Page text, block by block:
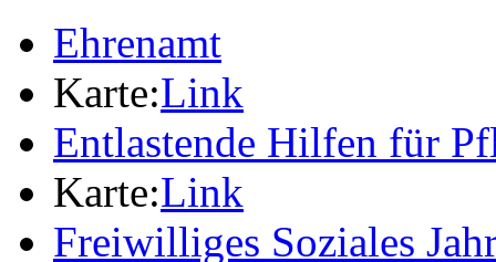
Ehrenamt
Karte:Link
Entlastende Hilfen für
Karte:Link
Freiwilliges Soziales